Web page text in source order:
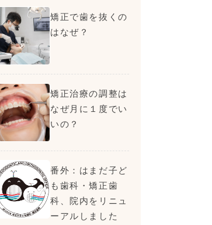
矯正で歯を抜くの
はなぜ？
矯正治療の調整は
なぜ月に１度でい
いの？
番外：はまだ子ど
も歯科・矯正歯
科、院内をリニュ
ーアルしました